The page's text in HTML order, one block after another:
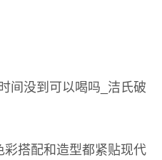
搭配和造型都紧贴现代